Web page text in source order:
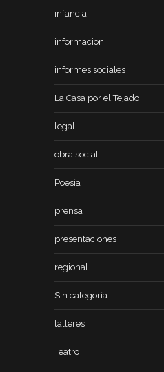
infancia
informacion
informes sociales
La Casa por el Tejado
legal
obra social
Poesía
prensa
presentaciones
regional
Sin categoría
talleres
Teatro